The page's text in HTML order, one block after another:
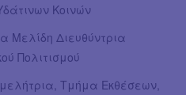
Κοινών
Μελίδη Διευθύντρια
Πολιτισμού
Τμήμα Εκθέσεων,